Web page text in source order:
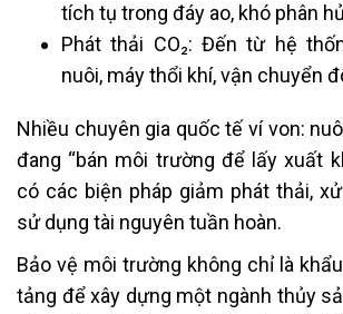
tích tụ trong đáy ao, khó phân
Phát thải CO₂: Đến từ hệ
nuôi, máy thổi khí, vận chuyển
Nhiều chuyên gia quốc tế ví von:
đang “bán môi trường để lấy xuất
có các biện pháp giảm phát thải,
sử dụng tài nguyên tuần hoàn.
Bảo vệ môi trường không chỉ là
tảng để xây dựng một ngành thủy